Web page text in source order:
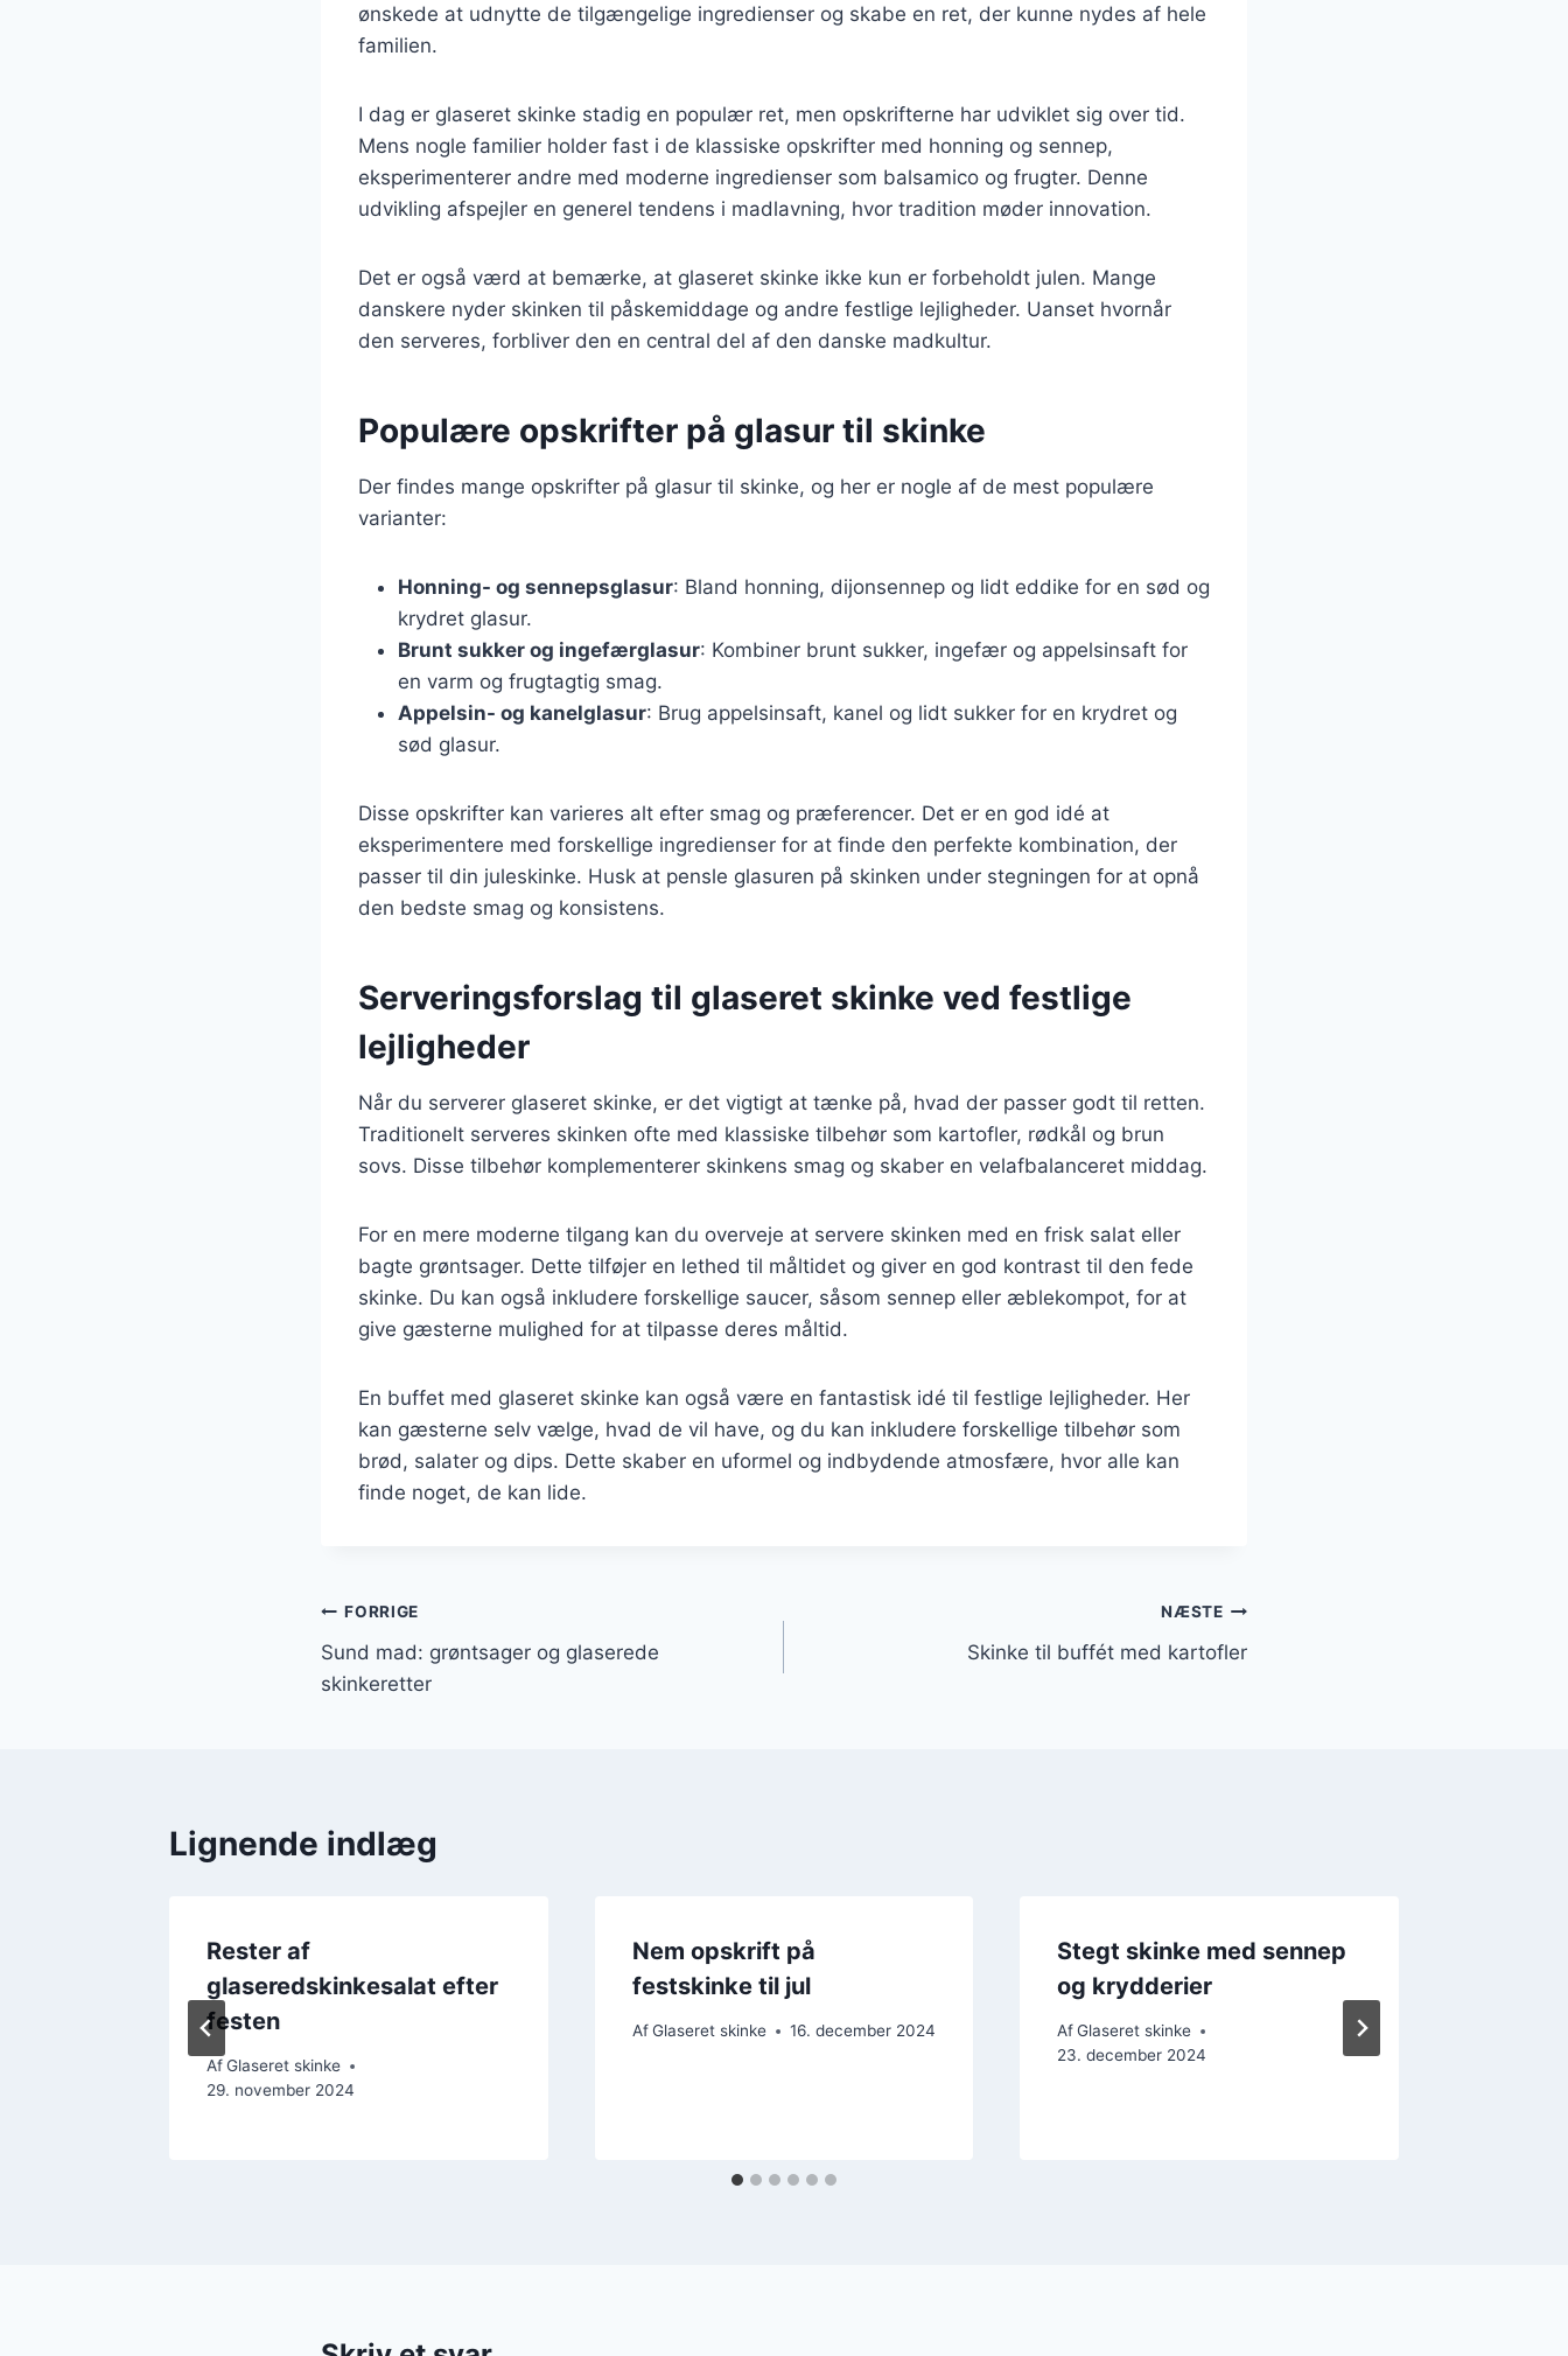
ønskede at udnytte de tilgængelige ingredienser og skabe en ret, der kunne nydes af hele
familien.
I dag er glaseret skinke stadig en populær ret, men opskrifterne har udviklet sig over tid.
Mens nogle familier holder fast i de klassiske opskrifter med honning og sennep,
eksperimenterer andre med moderne ingredienser som balsamico og frugter. Denne
udvikling afspejler en generel tendens i madlavning, hvor tradition møder innovation.
Det er også værd at bemærke, at glaseret skinke ikke kun er forbeholdt julen. Mange
danskere nyder skinken til påskemiddage og andre festlige lejligheder. Uanset hvornår
den serveres, forbliver den en central del af den danske madkultur.
Populære opskrifter på glasur til skinke
Der findes mange opskrifter på glasur til skinke, og her er nogle af de mest populære
varianter:
Honning- og sennepsglasur: Bland honning, dijonsennep og lidt eddike for en sød og
krydret glasur.
Brunt sukker og ingefærglasur: Kombiner brunt sukker, ingefær og appelsinsaft for
en varm og frugtagtig smag.
Appelsin- og kanelglasur: Brug appelsinsaft, kanel og lidt sukker for en krydret og
sød glasur.
Disse opskrifter kan varieres alt efter smag og præferencer. Det er en god idé at
eksperimentere med forskellige ingredienser for at finde den perfekte kombination, der
passer til din juleskinke. Husk at pensle glasuren på skinken under stegningen for at opnå
den bedste smag og konsistens.
Serveringsforslag til glaseret skinke ved festlige
lejligheder
Når du serverer glaseret skinke, er det vigtigt at tænke på, hvad der passer godt til retten.
Traditionelt serveres skinken ofte med klassiske tilbehør som kartofler, rødkål og brun
sovs. Disse tilbehør komplementerer skinkens smag og skaber en velafbalanceret middag.
For en mere moderne tilgang kan du overveje at servere skinken med en frisk salat eller
bagte grøntsager. Dette tilføjer en lethed til måltidet og giver en god kontrast til den fede
skinke. Du kan også inkludere forskellige saucer, såsom sennep eller æblekompot, for at
give gæsterne mulighed for at tilpasse deres måltid.
En buffet med glaseret skinke kan også være en fantastisk idé til festlige lejligheder. Her
kan gæsterne selv vælge, hvad de vil have, og du kan inkludere forskellige tilbehør som
brød, salater og dips. Dette skaber en uformel og indbydende atmosfære, hvor alle kan
finde noget, de kan lide.
Indlægsnavigation
FORRIGE
Sund mad: grøntsager og glaserede
skinkeretter
NÆSTE
Skinke til buffét med kartofler
Lignende indlæg
Rester af
glaseredskinkesalat efter
festen
AfGlaseret skinke
29. november 2024
Nem opskrift på
festskinke til jul
Af Glaseret skinke 16. december 2024
Stegt skinke med sennep
og krydderier
Af Glaseret skinke
23. december 2024